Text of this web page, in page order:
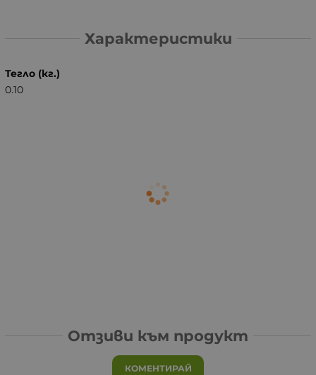
Характеристики
Тегло (кг.)
0.10
Отзиви към продукт
КОМЕНТИРАЙ